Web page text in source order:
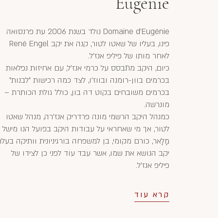
Domaine d'Eugénie נולד בשנת 2006 עת פרנסואה
פינו, בעליו של שאטו לטור, קנה את יקב René Engel
לאחר מותו של פיליפ אנז'ל.
כיום, היקב מתבסס על כרמי אנז'ל, עם אחיזות נפלאות
בכרמים בוון-רומנה ובווז'ו, לצד כמה רכישות "לבנות"
בכרמים משובחים בקוט דה בון, כולל גולת הכותרת –
מונרשה.
כמנהל היקב הרשמי מונה פרדריק אנז'רה, מנהל שאטו
לטור, אך מי שאחראי על עבודות היקב בפועל הנו מישל
מָלָאר, כורם מקומי, בן למשפחה בורגיניונית וותיקה
יקב הנושא את שמו, אשר עבד עוד לפני כן לצידו של
פיליפ אנז'ל.
קרא עוד